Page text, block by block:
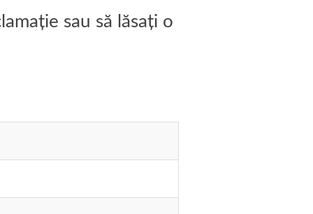
sau să lăsați o